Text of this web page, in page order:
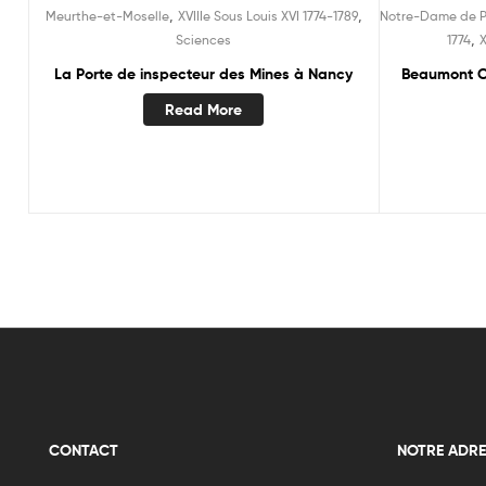
Meurthe-et-Moselle, XVIIIe Sous Louis XVI 1774-1789,
Sciences
La Porte de inspecteur des Mines à Nancy
Read More
Notre-Dame de
1774 ,
Beaumont
CONTACT NOTRE